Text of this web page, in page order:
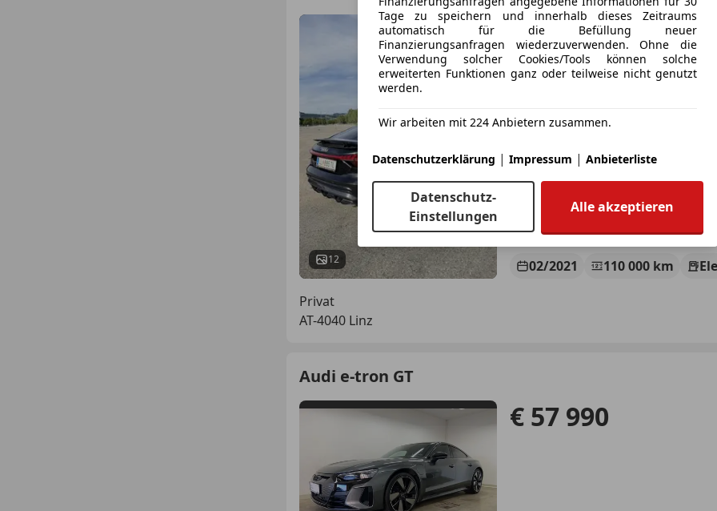
12
€ 49 900
02/2021 110 000 km
Privat
AT-4040 Linz
Audi e-tron GT
€ 57 990
Tage zu speichern und innerhalb dieses Zeitraums
automatisch für die Befüllung neuer
Finanzierungsanfragen wiederzuverwenden. Ohne die
Verwendung solcher Cookies/Tools können solche
erweiterten Funktionen ganz oder teilweise nicht genutzt
werden.
Wir arbeiten mit 224 Anbietern zusammen.
Datenschutzerklärung | Impressum | Anbieterliste
Datenschutz-
Einstellungen
Alle akzeptieren